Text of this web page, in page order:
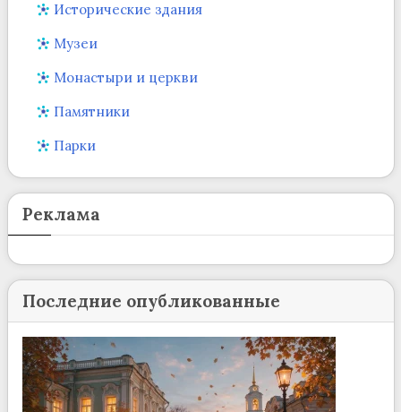
Исторические здания
Музеи
Монастыри и церкви
Памятники
Парки
Реклама
Последние опубликованные